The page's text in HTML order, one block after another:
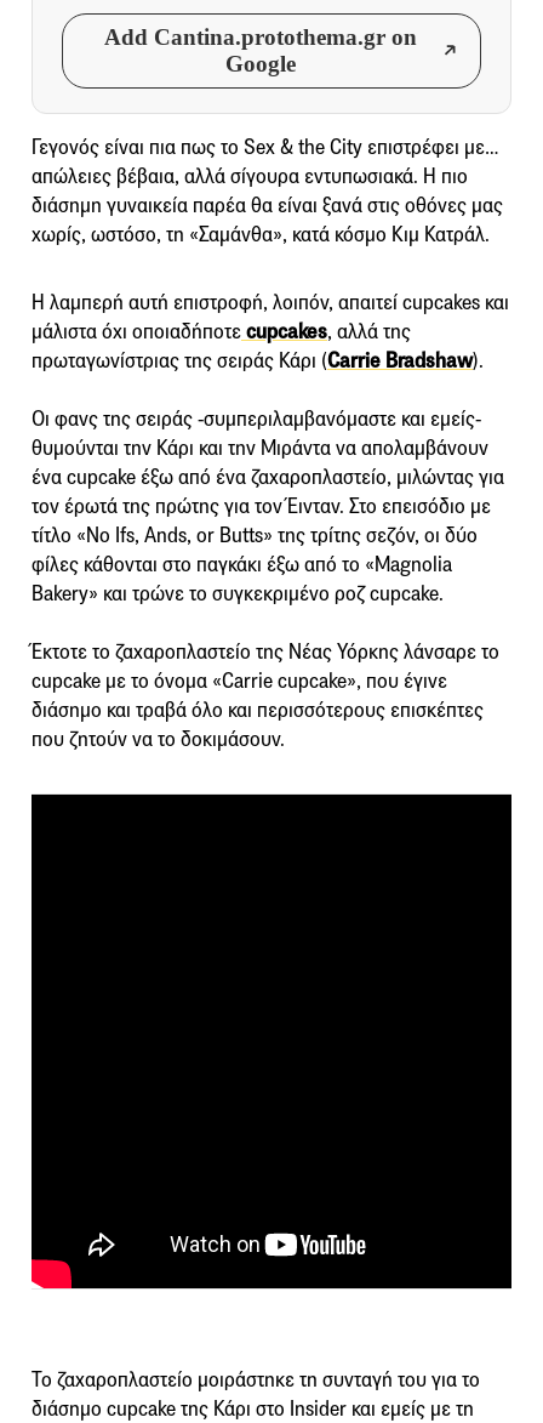
Add Cantina.protothema.gr on
Google
Γεγονός είναι πια πως το Sex & the City επιστρέφει με…
απώλειες βέβαια, αλλά σίγουρα εντυπωσιακά. Η πιο
διάσημη γυναικεία παρέα θα είναι ξανά στις οθόνες μας
χωρίς, ωστόσο, τη «Σαμάνθα», κατά κόσμο Κιμ Κατράλ.
Η λαμπερή αυτή επιστροφή, λοιπόν, απαιτεί cupcakes και
μάλιστα όχι οποιαδήποτεcupcakes, αλλά της
πρωταγωνίστριας της σειράς Κάρι (Carrie Bradshaw).
Οι φανς της σειράς -συμπεριλαμβανόμαστε και εμείς-
θυμούνται την Κάρι και την Μιράντα να απολαμβάνουν
ένα cupcake έξω από ένα ζαχαροπλαστείο, μιλώντας για
τον έρωτά της πρώτης για τον Έινταν. Στο επεισόδιο με
τίτλο «No Ifs, Ands, or Butts» της τρίτης σεζόν, οι δύο
φίλες κάθονται στο παγκάκι έξω από το «Magnolia
Bakery» και τρώνε το συγκεκριμένο ροζ cupcake.
Έκτοτε το ζαχαροπλαστείο της Νέας Υόρκης λάνσαρε το
cupcake με το όνομα «Carrie cupcake», που έγινε
διάσημο και τραβά όλο και περισσότερους επισκέπτες
που ζητούν να το δοκιμάσουν.
Το ζαχαροπλαστείο μοιράστηκε τη συνταγή του για το
διάσημο cupcake της Κάρι στο Insider και εμείς με τη